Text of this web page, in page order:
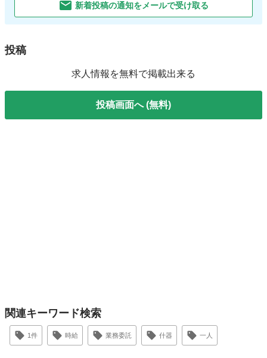
新着投稿の通知をメールで受け取る
投稿
求人情報を無料で掲載出来る
投稿画面へ (無料)
関連キーワード検索
1件 時給 業務委託 什器 一人